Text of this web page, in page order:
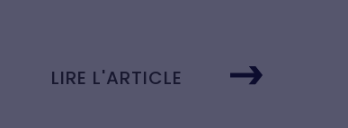
LIRE L'ARTICLE